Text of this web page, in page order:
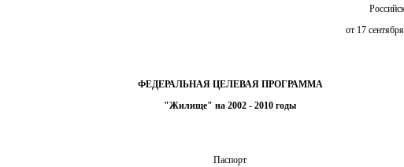
от 17
ФЕДЕРАЛЬНАЯ ЦЕЛЕВАЯ ПРОГРАММА
"Жилище" на 2002 - 2010 годы
Паспорт